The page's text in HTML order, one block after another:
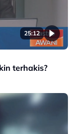
25:12
terhakis?